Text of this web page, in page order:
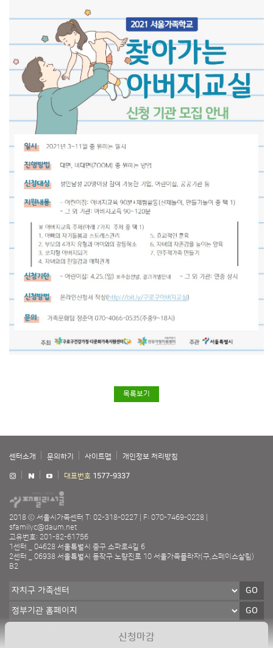
신청마감
목록보기
센터소개 문의하기 사이트맵 개인정보 처리방침
대표번호 1577-9337
2018 ⓒ 서울시가족센터 T: 02-318-0227
F: 070-7469-0228
sfamilyc@daum.net
고유번호: 201-82-61756
1센터 _ 04628 서울특별시 중구 소파로4길 6
2센터 _ 06938 서울특별시 동작구 노량진로 10 서울가족플라자(구,스페이스살림)
B2
GO
GO